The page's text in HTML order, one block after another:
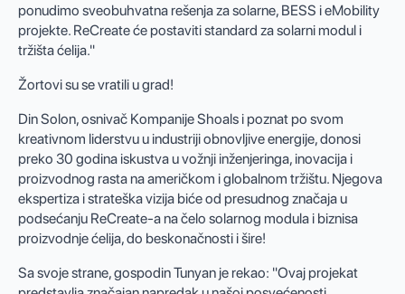
ponudimo sveobuhvatna rešenja za solarne, BESS i eMobility
projekte. ReCreate će postaviti standard za solarni modul i
tržišta ćelija."
Žortovi su se vratili u grad!
Din Solon, osnivač Kompanije Shoals i poznat po svom
kreativnom liderstvu u industriji obnovljive energije, donosi
preko 30 godina iskustva u vožnji inženjeringa, inovacija i
proizvodnog rasta na američkom i globalnom tržištu. Njegova
ekspertiza i strateška vizija biće od presudnog značaja u
podsećanju ReCreate-a na čelo solarnog modula i biznisa
proizvodnje ćelija, do beskonačnosti i šire!
Sa svoje strane, gospodin Tunyan je rekao: "Ovaj projekat